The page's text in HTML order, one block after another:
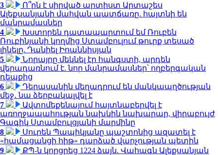
3
Ո՞րն է սիրված արտիստ Արտաշես
Ալեքսանյանի մահվան պատճառը. հայտնի են
մանրամասներ
4
Խստորեն դատապարտում եմ Ռուբեն
Ռուբինյանի կողմից Ստամբուլում թուրք տեսած
լինելը. Դանիել Իոաննիսյան
5
Նորայրը մեկնել էր հանգստի, արդեն
վերադառնում է. նոր մանրամասներ՝ ողբերգական
դեպքից
6
Դերասանին մեղադրում են մանկապղծության
մեջ․ նա ձերբակալվել է
7
Ավտոմեքենայում հայտնաբերվել է
առողջապահության նախկին նախարար, վիրաբույժ
Գագիկ Ստամբուլցյանի մարմինը
8
Սուրեն Պապիկյանը պաշտոնից ազատել է
«համացանցի հիթ» դարձած վարչության պետին
9
ՔՊ-ն կորցրեց 1224 ձայն. Վահագն Ալեքսանյան